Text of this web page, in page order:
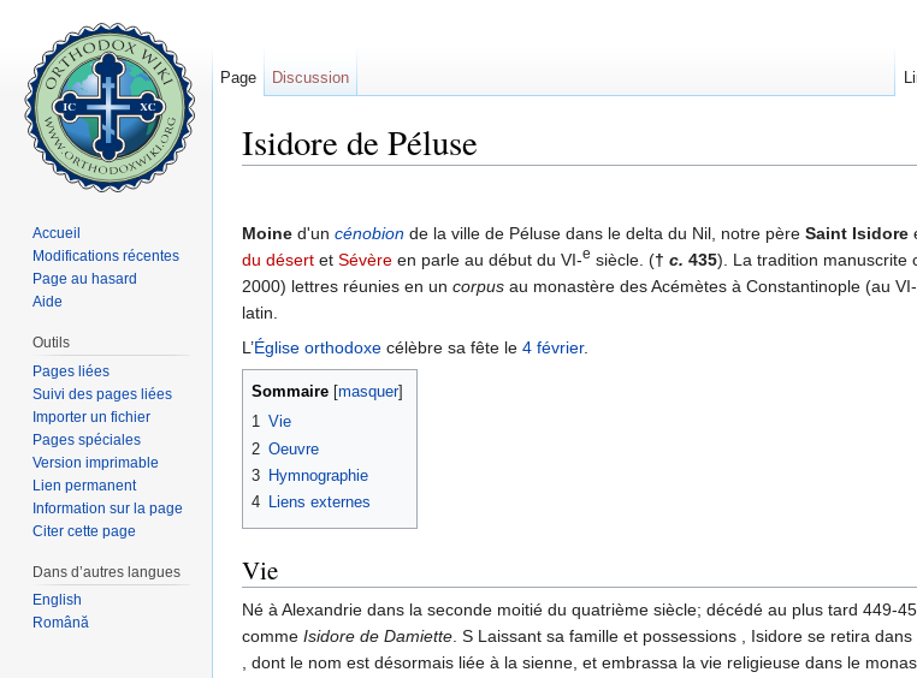
Isidore de Péluse
Moine d'un cénobion de la ville de Péluse dans le delta du Nil, notre père Saint Isidore
du désert et Sévère en parle au début du VI-e siècle. († c. 435). La tradition manuscrite
2000) lettres réunies en un corpus au monastère des Acémètes à Constantinople (au VI-
latin.
L’Église orthodoxe célèbre sa fête le 4 février.
Sommaire masquer]
1 Vie
2 Oeuvre
3 Hymnographie
4 Liens externes
Vie
Né à Alexandrie dans la seconde moitié du quatrième siècle; décédé au plus tard 449-
comme Isidore de Damiette. S Laissant sa famille et possessions , Isidore se retira
, dont le nom est désormais liée à la sienne, et embrassa la vie religieuse dans le
Page Discussion
Accueil
Modifications récentes
Page au hasard
Aide
Outils
Pages liées
Suivi des pages liées
Importer un fichier
Pages spéciales
Version imprimable
Lien permanent
Information sur la page
Citer cette page
Dans d’autres langues
English
Română